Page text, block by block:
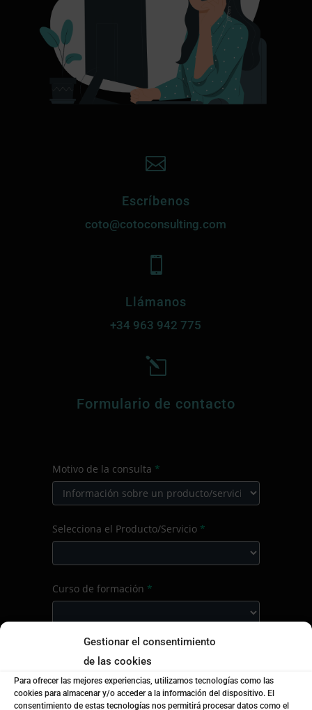
Gestionar el consentimiento
de las cookies
Para ofrecer las mejores experiencias, utilizamos tecnologías como las
cookies para almacenar y/o acceder a la información del dispositivo. El
consentimiento de estas tecnologías nos permitirá procesar datos como el

Escríbenos
coto@cotoconsulting.com

Llámanos
+34 963 942 775
l
Formulario de contacto
CONTACTO
PRINCIPAL
Motivo de la consulta *
de
Selecciona el Producto/Servicio *
Producto/Servicio
Curso de formación *
Curso
formación
Envia tu currículum*